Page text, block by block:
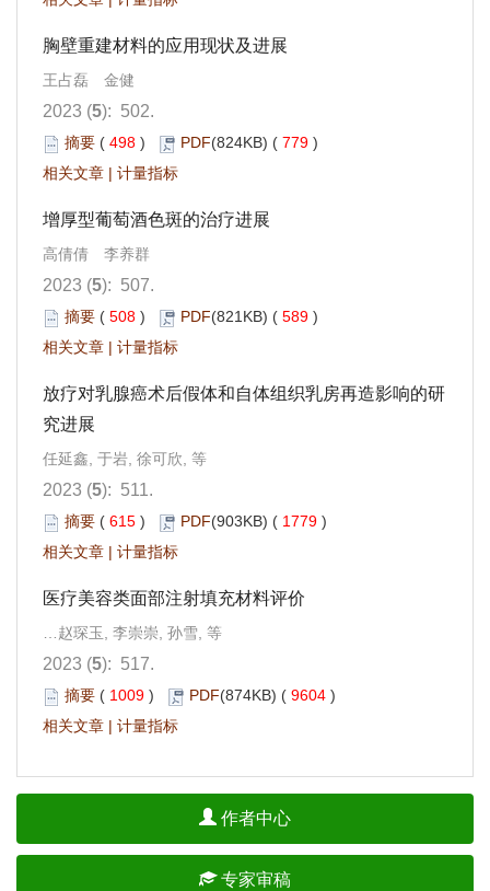
胸壁重建材料的应用现状及进展
王占磊 金健
2023 (5): 502.
摘要 ( 498 ) PDF(824KB) ( 779 )
相关文章 | 计量指标
增厚型葡萄酒色斑的治疗进展
高倩倩 李养群
2023 (5): 507.
摘要 ( 508 ) PDF(821KB) ( 589 )
相关文章 | 计量指标
放疗对乳腺癌术后假体和自体组织乳房再造影响的研
究进展
任延鑫, 于岩, 徐可欣, 等
2023 (5): 511.
摘要 ( 615 ) PDF(903KB) ( 1779 )
相关文章 | 计量指标
医疗美容类面部注射填充材料评价
…赵琛玉, 李崇崇, 孙雪, 等
2023 (5): 517.
摘要 ( 1009 ) PDF(874KB) ( 9604 )
相关文章 | 计量指标
作者中心
专家审稿